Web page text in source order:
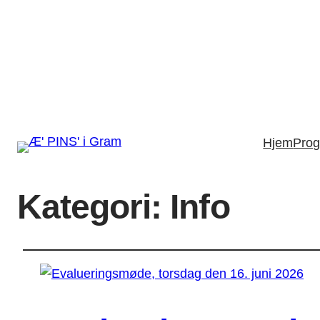
Hjem
Kategori: Info